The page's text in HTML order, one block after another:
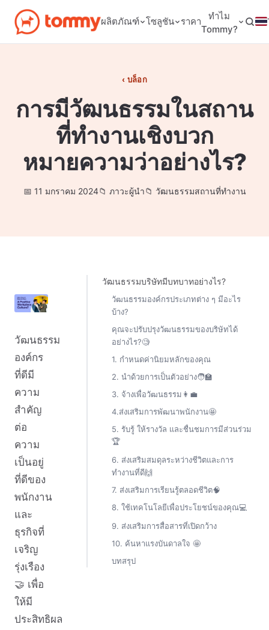
ผลิตภัณฑ์ โซลูชัน ราคา
ทำไม
Tommy?
บล็อก
การมีวัฒนธรรมในสถาน
ที่ทำงานเชิงบวก
หมายความว่าอย่างไร?
11 มกราคม 2024 ภาวะผู้นำ วัฒนธรรมสถานที่ทำงาน
วัฒนธรรม
องค์กร
ที่ดีมี
ความ
สำคัญ
ต่อ
ความ
เป็นอยู่
ที่ดีของ
พนักงาน
และ
ธุรกิจที่
เจริญ
รุ่งเรือง
🤝 เพื่อ
ให้มี
ประสิทธิผล
วัฒนธรรมบริษัทมีบทบาทอย่างไร?
วัฒนธรรมองค์กรประเภทต่าง ๆ มีอะไร
บ้าง?
คุณจะปรับปรุงวัฒนธรรมของบริษัทได้
อย่างไร?🧐
1. กำหนดค่านิยมหลักของคุณ
2. นำด้วยการเป็นตัวอย่าง🧑‍🏫
3. จ้างเพื่อวัฒนธรรม👩‍💼
4.ส่งเสริมการพัฒนาพนักงาน🤩
5. รับรู้ ให้รางวัล และชื่นชมการมีส่วนร่วม
🏆
6. ส่งเสริมสมดุลระหว่างชีวิตและการ
ทำงานที่ดี🙌
7. ส่งเสริมการเรียนรู้ตลอดชีวิต🧠
8. ใช้เทคโนโลยีเพื่อประโยชน์ของคุณ💻
9. ส่งเสริมการสื่อสารที่เปิดกว้าง
10. ค้นหาแรงบันดาลใจ 🤩
บทสรุป